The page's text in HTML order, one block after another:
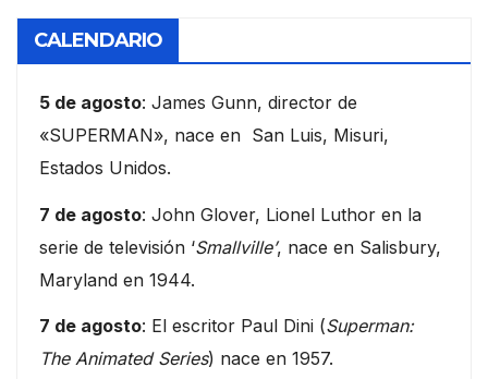
CALENDARIO
5 de agosto: James Gunn, director de
«SUPERMAN», nace en San Luis, Misuri,
Estados Unidos.
7 de agosto: John Glover, Lionel Luthor en la
serie de televisión ‘Smallville’, nace en Salisbury,
Maryland en 1944.
7 de agosto: El escritor Paul Dini (Superman:
The Animated Series) nace en 1957.